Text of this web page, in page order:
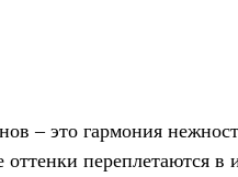
– это гармония
переплетаются в